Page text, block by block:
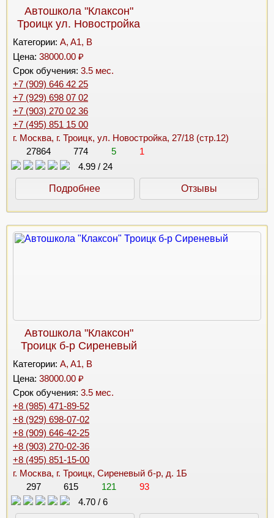
Автошкола "Клаксон"
Троицк ул. Новостройка
Категории: A, A1, B
Цена: 38000.00 ₽
Срок обучения: 3.5 мес.
+7 (909) 646 42 25
+7 (929) 698 07 02
+7 (903) 270 02 36
+7 (495) 851 15 00
г. Москва, г. Троицк, ул. Новостройка, 27/18 (стр.12)
27864
774 5
1
4.99 / 24
Подробнее Отзывы
Автошкола "Клаксон"
Троицк б-р Сиреневый
Категории: A, A1, B
Цена: 38000.00 ₽
Срок обучения: 3.5 мес.
+8 (985) 471-89-52
+8 (929) 698-07-02
+8 (909) 646-42-25
+8 (903) 270-02-36
+8 (495) 851-15-00
г. Москва, г. Троицк, Сиреневый б-р, д. 1Б
297
615 121
93
4.70 / 6